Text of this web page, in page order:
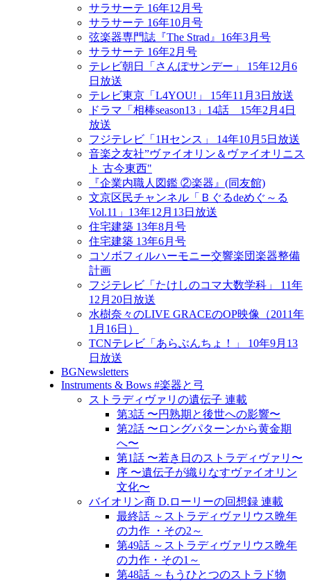
サラサーテ 16年12月号
サラサーテ 16年10月号
弦楽器専門誌『The Strad』16年3月号
サラサーテ 16年2月号
テレビ朝日「さんぽサンデー」 15年12月6
日放送
テレビ東京「L4YOU!」 15年11月3日放送
ドラマ「相棒season13」14話 15年2月4日
放送
フジテレビ「1Hセンス」 14年10月5日放送
音楽之友社”ヴァイオリン＆ヴァイオリニス
ト 古今東西"
『企業内職人図鑑 ②楽器』(同友館)
文京区民チャンネル「Ｂぐるdeめぐ～る
Vol.11」13年12月13日放送
住宅建築 13年8月号
住宅建築 13年6月号
コソボフィルハーモニー交響楽団楽器整備
計画
フジテレビ「たけしのコマ大数学科」 11年
12月20日放送
水樹奈々のLIVE GRACEのOP映像（2011年
1月16日）
TCNテレビ「あらぶんちょ！」 10年9月13
日放送
BGNewsletters
Instruments & Bows #楽器と弓
ストラディヴァリの遺伝子 連載
第3話 〜円熟期と後世への影響〜
第2話 〜ロングパターンから黄金期
へ〜
第1話 〜若き日のストラディヴァリ〜
序 〜遺伝子が織りなすヴァイオリン
文化〜
バイオリン商 D.ローリーの回想録 連載
最終話 ～ストラディヴァリウス晩年
の力作 ・その2～
第49話 ～ストラディヴァリウス晩年
の力作・その1～
第48話 ～もうひとつのストラド物